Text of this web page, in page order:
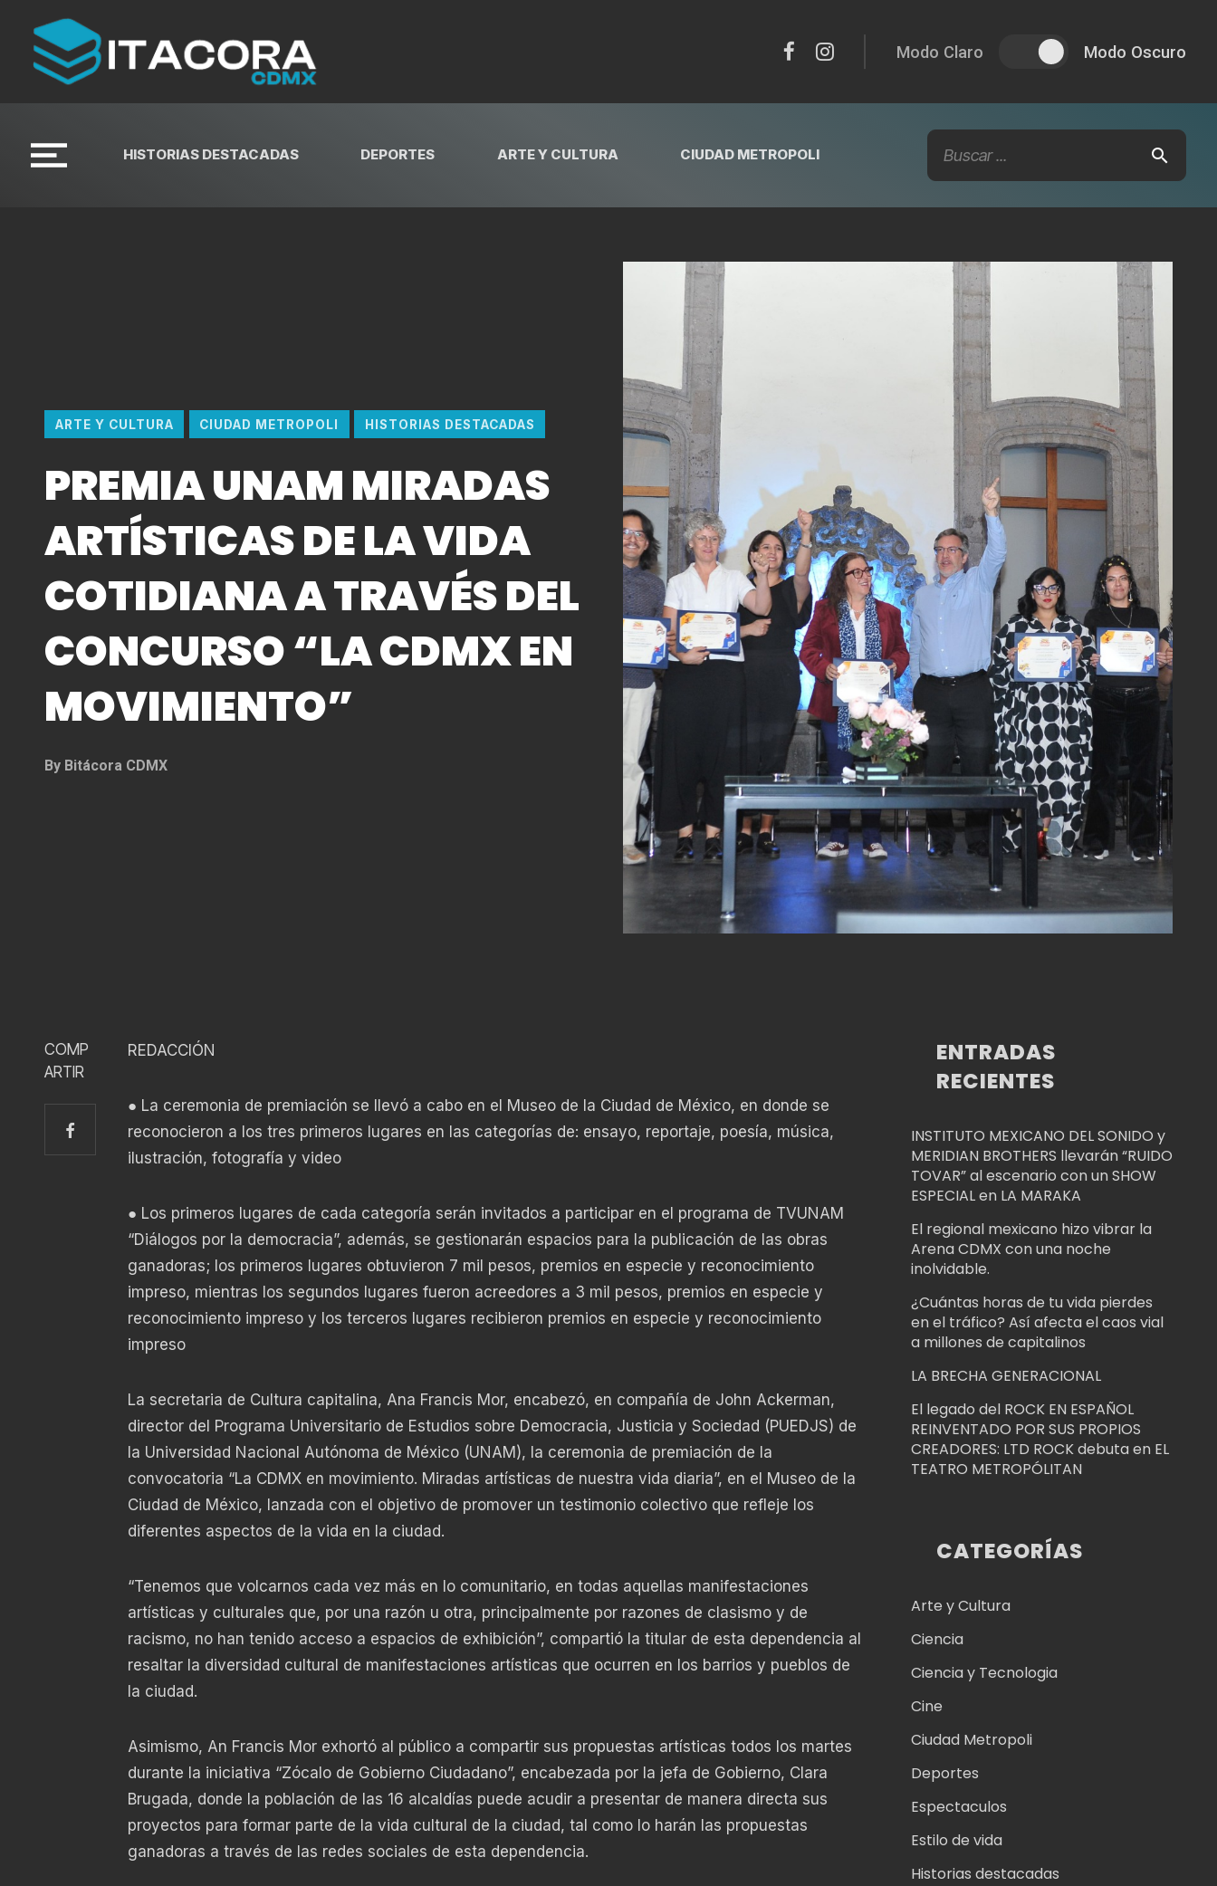
Modo Claro Modo Oscuro
HISTORIAS DESTACADAS DEPORTES ARTE Y CULTURA CIUDAD METROPOLI
ARTE Y CULTURA CIUDAD METROPOLI HISTORIAS DESTACADAS
PREMIA UNAM MIRADAS
ARTÍSTICAS DE LA VIDA
COTIDIANA A TRAVÉS DEL
CONCURSO “LA CDMX EN
MOVIMIENTO”
By Bitácora CDMX
COMP
ARTIR
REDACCIÓN
● La ceremonia de premiación se llevó a cabo en el Museo de la Ciudad de México, en donde se
reconocieron a los tres primeros lugares en las categorías de: ensayo, reportaje, poesía, música,
ilustración, fotografía y video
● Los primeros lugares de cada categoría serán invitados a participar en el programa de TVUNAM
“Diálogos por la democracia”, además, se gestionarán espacios para la publicación de las obras
ganadoras; los primeros lugares obtuvieron 7 mil pesos, premios en especie y reconocimiento
impreso, mientras los segundos lugares fueron acreedores a 3 mil pesos, premios en especie y
reconocimiento impreso y los terceros lugares recibieron premios en especie y reconocimiento
impreso
La secretaria de Cultura capitalina, Ana Francis Mor, encabezó, en compañía de John Ackerman,
director del Programa Universitario de Estudios sobre Democracia, Justicia y Sociedad (PUEDJS) de
la Universidad Nacional Autónoma de México (UNAM), la ceremonia de premiación de la
convocatoria “La CDMX en movimiento. Miradas artísticas de nuestra vida diaria”, en el Museo de la
Ciudad de México, lanzada con el objetivo de promover un testimonio colectivo que refleje los
diferentes aspectos de la vida en la ciudad.
“Tenemos que volcarnos cada vez más en lo comunitario, en todas aquellas manifestaciones
artísticas y culturales que, por una razón u otra, principalmente por razones de clasismo y de
racismo, no han tenido acceso a espacios de exhibición”, compartió la titular de esta dependencia al
resaltar la diversidad cultural de manifestaciones artísticas que ocurren en los barrios y pueblos de
la ciudad.
Asimismo, An Francis Mor exhortó al público a compartir sus propuestas artísticas todos los martes
durante la iniciativa “Zócalo de Gobierno Ciudadano”, encabezada por la jefa de Gobierno, Clara
Brugada, donde la población de las 16 alcaldías puede acudir a presentar de manera directa sus
proyectos para formar parte de la vida cultural de la ciudad, tal como lo harán las propuestas
ganadoras a través de las redes sociales de esta dependencia.
ENTRADAS
RECIENTES
INSTITUTO MEXICANO DEL SONIDO y
MERIDIAN BROTHERS llevarán “RUIDO
TOVAR” al escenario con un SHOW
ESPECIAL en LA MARAKA
El regional mexicano hizo vibrar la
Arena CDMX con una noche
inolvidable.
¿Cuántas horas de tu vida pierdes
en el tráfico? Así afecta el caos vial
a millones de capitalinos
LA BRECHA GENERACIONAL
El legado del ROCK EN ESPAÑOL
REINVENTADO POR SUS PROPIOS
CREADORES: LTD ROCK debuta en EL
TEATRO METROPÓLITAN
CATEGORÍAS
Arte y Cultura
Ciencia
Ciencia y Tecnologia
Cine
Ciudad Metropoli
Deportes
Espectaculos
Estilo de vida
Historias destacadas